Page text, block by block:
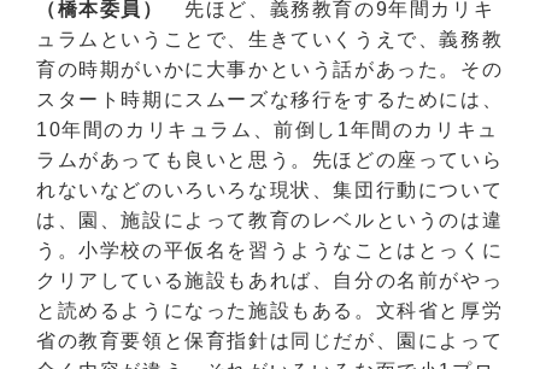
（橋本委員）
先ほど、義務教育の9年間カリキ
ュラムということで、生きていくうえで、義務教
育の時期がいかに大事かという話があった。その
スタート時期にスムーズな移行をするためには、
10年間のカリキュラム、前倒し1年間のカリキュ
ラムがあっても良いと思う。先ほどの座っていら
れないなどのいろいろな現状、集団行動について
は、園、施設によって教育のレベルというのは違
う。小学校の平仮名を習うようなことはとっくに
クリアしている施設もあれば、自分の名前がやっ
と読めるようになった施設もある。文科省と厚労
省の教育要領と保育指針は同じだが、園によって